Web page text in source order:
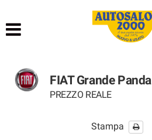
NOLEGGIO BREVE TERMINE
NOLEGGIO LUNGO TERMINE
FIAT Grande Panda
PREZZO REALE
Stampa